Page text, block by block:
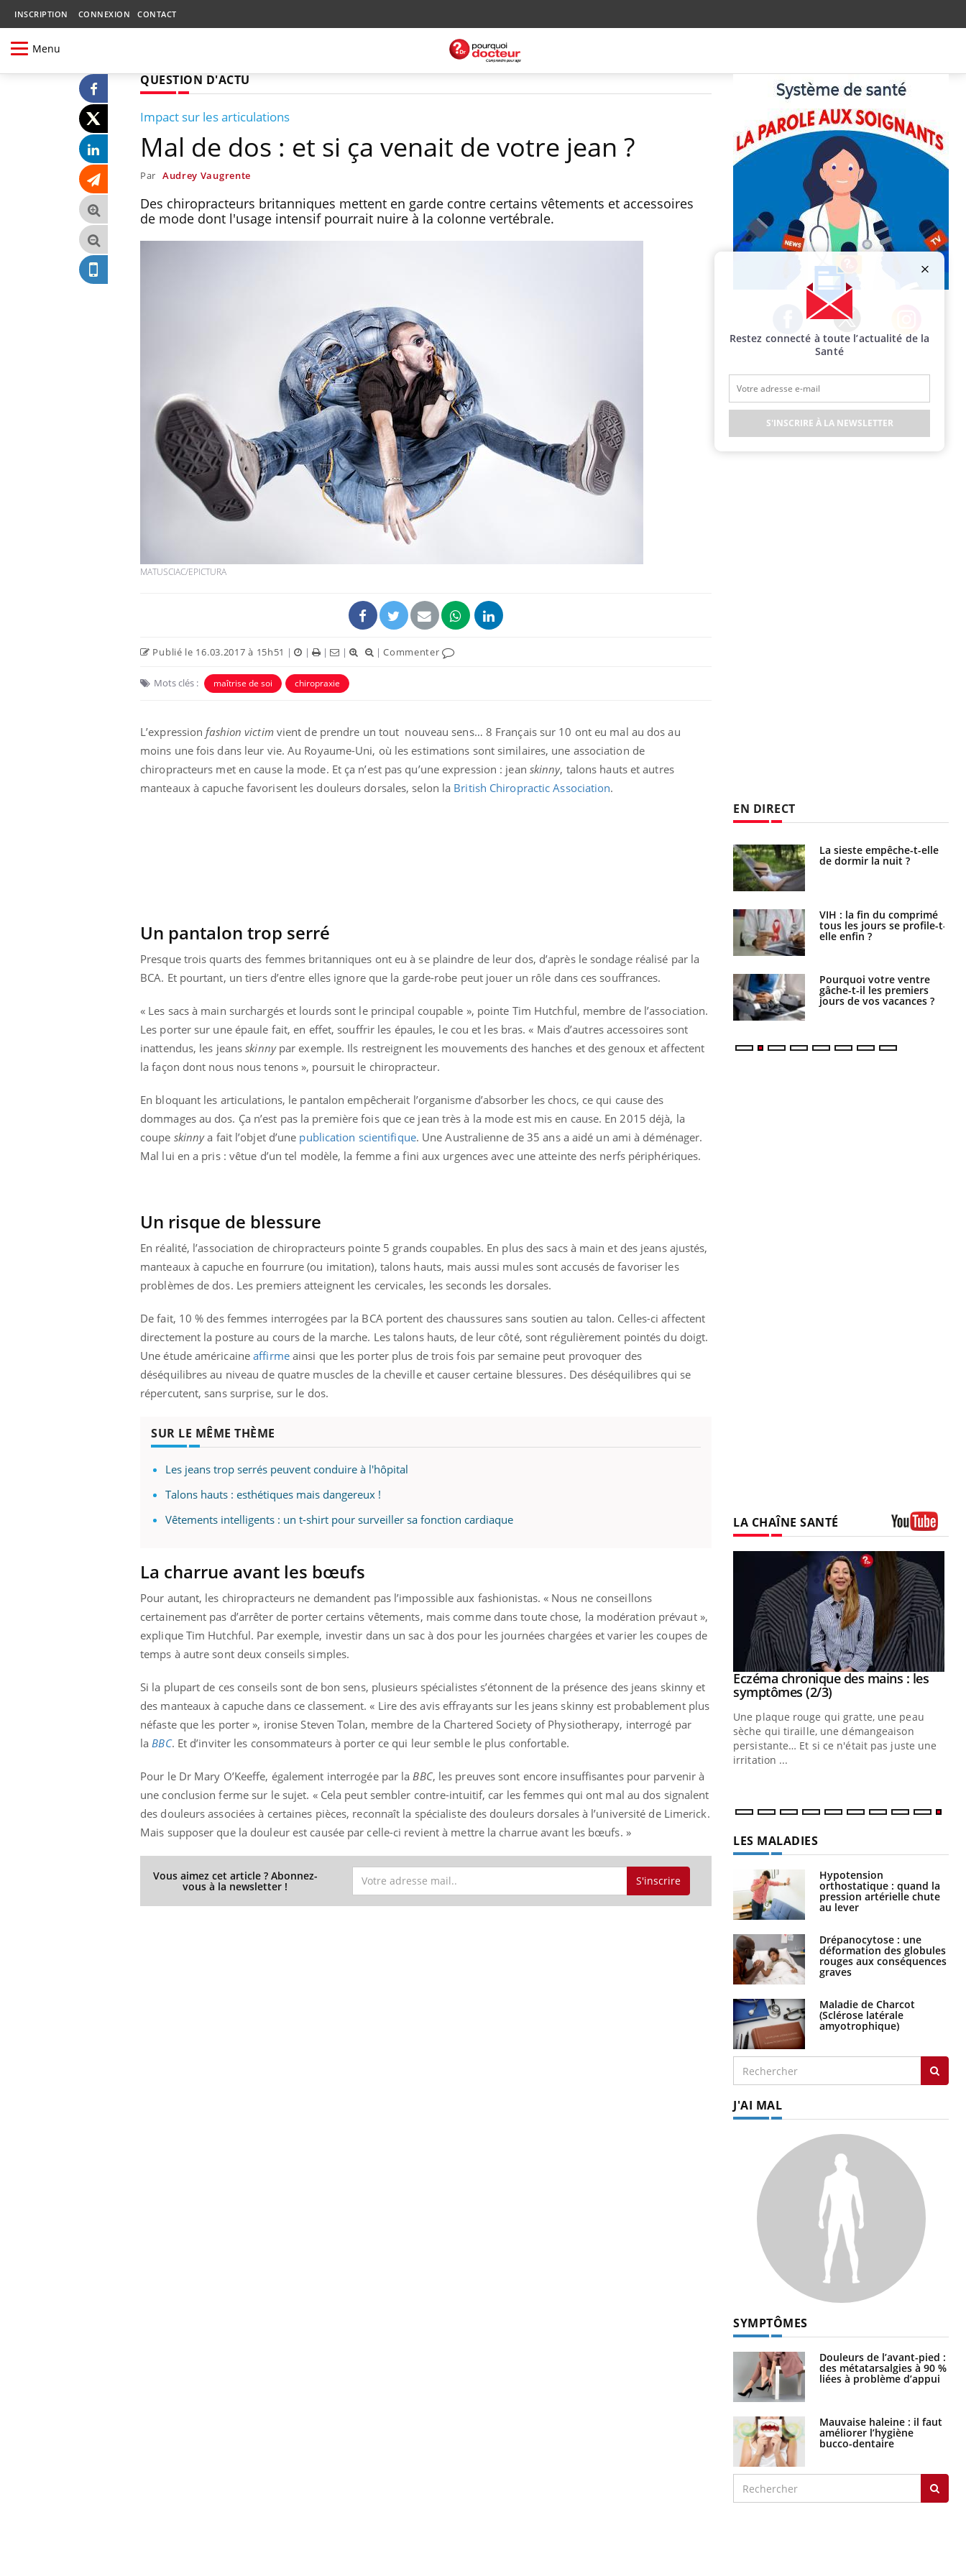
INSCRIPTION CONNEXION CONTACT
Menu
QUESTION D'ACTU
Impact sur les articulations
Mal de dos : et si ça venait de votre jean ?
Par Audrey Vaugrente
Des chiropracteurs britanniques mettent en garde contre certains vêtements et accessoires
de mode dont l'usage intensif pourrait nuire à la colonne vertébrale.
MATUSCIAC/EPICTURA
Publié le 16.03.2017 à 15h51 | | | | |Commenter
Mots clés : maîtrise de soi chiropraxie
L’expression fashion victimvient de prendre un tout nouveau sens… 8 Français sur 10 ont eu mal au dos au
moins une fois dans leur vie. Au Royaume-Uni, où les estimations sont similaires, une association de
chiropracteurs met en cause la mode. Et ça n’est pas qu’une expression : jean skinny, talons hauts et autres
manteaux à capuche favorisent les douleurs dorsales, selon la British Chiropractic Association.
Un pantalon trop serré
Presque trois quarts des femmes britanniques ont eu à se plaindre de leur dos, d’après le sondage réalisé par la
BCA. Et pourtant, un tiers d’entre elles ignore que la garde-robe peut jouer un rôle dans ces souffrances.
« Les sacs à main surchargés et lourds sont le principal coupable », pointe Tim Hutchful, membre de l’association.
Les porter sur une épaule fait, en effet, souffrir les épaules, le cou et les bras. « Mais d’autres accessoires sont
inattendus, les jeansskinnypar exemple. Ils restreignent les mouvements des hanches et des genoux et affectent
la façon dont nous nous tenons », poursuit le chiropracteur.
En bloquant les articulations, le pantalon empêcherait l’organisme d’absorber les chocs, ce qui cause des
dommages au dos. Ça n’est pas la première fois que ce jean très à la mode est mis en cause. En 2015 déjà, la
coupe skinnya fait l’objet d’une publication scientifique. Une Australienne de 35 ans a aidé un ami à déménager.
Mal lui en a pris : vêtue d’un tel modèle, la femme a fini aux urgences avec une atteinte des nerfs périphériques.
Un risque de blessure
En réalité, l’association de chiropracteurs pointe 5 grands coupables. En plus des sacs à main et des jeans ajustés,
manteaux à capuche en fourrure (ou imitation), talons hauts, mais aussi mules sont accusés de favoriser les
problèmes de dos. Les premiers atteignent les cervicales, les seconds les dorsales.
De fait, 10 % des femmes interrogées par la BCA portent des chaussures sans soutien au talon. Celles-ci affectent
directement la posture au cours de la marche. Les talons hauts, de leur côté, sont régulièrement pointés du doigt.
Une étude américaineaffirme ainsi que les porter plus de trois fois par semaine peut provoquer des
déséquilibres au niveau de quatre muscles de la cheville et causer certaine blessures. Des déséquilibres qui se
répercutent, sans surprise, sur le dos.
SUR LE MÊME THÈME
Les jeans trop serrés peuvent conduire à l'hôpital
Talons hauts : esthétiques mais dangereux !
Vêtements intelligents : un t-shirt pour surveiller sa fonction cardiaque
La charrue avant les bœufs
Pour autant, les chiropracteurs ne demandent pas l’impossible aux fashionistas. « Nous ne conseillons
certainement pas d’arrêter de porter certains vêtements, mais comme dans toute chose, la modération prévaut »,
explique Tim Hutchful. Par exemple, investir dans un sac à dos pour les journées chargées et varier les coupes de
temps à autre sont deux conseils simples.
Si la plupart de ces conseils sont de bon sens, plusieurs spécialistes s’étonnent de la présence des jeans skinny et
des manteaux à capuche dans ce classement. « Lire des avis effrayants sur les jeans skinny est probablement plus
néfaste que les porter », ironise Steven Tolan, membre de la Chartered Society of Physiotherapy, interrogé par
la BBC. Et d’inviter les consommateurs à porter ce qui leur semble le plus confortable.
Pour le Dr Mary O’Keeffe, également interrogée par la BBC, les preuves sont encore insuffisantes pour parvenir à
une conclusion ferme sur le sujet. « Cela peut sembler contre-intuitif, car les femmes qui ont mal au dos signalent
des douleurs associées à certaines pièces, reconnaît la spécialiste des douleurs dorsales à l’université de Limerick.
Mais supposer que la douleur est causée par celle-ci revient à mettre la charrue avant les bœufs. »
Vous aimez cet article ? Abonnez-
vous à la newsletter ! S'inscrire
Facebook Twitter Instagram
EN DIRECT
Cytomégalovirus : ce qui
enceintes
La sieste empêche-t-elle
de dormir la nuit ?
VIH : la fin du comprimé
tous les jours se profile-t-
elle enfin ?
Pourquoi votre ventre
gâche-t-il les premiers
jours de vos vacances ?
LA CHAÎNE SANTÉ
COUP DE FOOD sur le diabète
Coup de food sur le diabète, c'est votre
nouveau rendez-vous culinaire qui
bouscule les idées reçues ! Dans cet
épisode, une ...
Quand l’entreprise mise sur le bien
être globalYoutube
"Les rendez-vous de la santé et de la
qualité de vie au travail" de Pourquoi
Docteur reçoivent Régis Blugeon, DRH et
Eczéma chronique des mains : au
quotidien (3/3)Youtube
Dans cette vidéo, le Dr Inès Zaraa,
dermatologue à Paris, vous explique
comment protéger vos mains au quotidien
Youtube
Eczéma chronique des mains : les
symptômes (2/3)Youtube
Une plaque rouge qui gratte, une peau
sèche qui tiraille, une démangeaison
persistante… Et si ce n'était pas juste une
irritation ...
LES MALADIES
Hypotension
orthostatique : quand la
pression artérielle chute
au lever
Drépanocytose : une
déformation des globules
rouges aux conséquences
graves
Maladie de Charcot
(Sclérose latérale
amyotrophique)
J'AI MAL
SYMPTÔMES
Douleurs de l’avant-pied :
des métatarsalgies à 90 %
liées à problème d’appui
Mauvaise haleine : il faut
améliorer l’hygiène
bucco-dentaire
Restez connecté à toute l’actualité de la
Santé
S'INSCRIRE À LA NEWSLETTER